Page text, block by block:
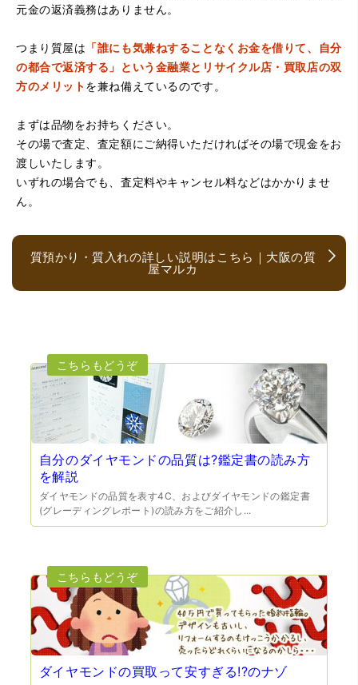
（京都府亀岡市）他店舗にも行きましたが、対応の方があ
まりお売りしたくないと思ったので、やめました。こちら
は電話対応からも誠実な印象でしたので、こちらでお売り
しようと思っておりました。この度はありがとうございま
す。
（大阪府大阪市）とても宝石に詳しく、また中古市場の仕
組みもお教えいただけ嬉しかったです。鑑別も素早く驚き
ました。宜しくお願いいたします。(楽器等、様々なジャン
ルに詳しいの流石の一言に尽きます)
（大阪府門真市）他店ではメール見積もりの時点で数千
円〜1万程度の見積もりでしたが、こちらのメールでの見積
もりは倍以上ちがうので利用させて頂きました。 対応も丁
寧で良かったです。
元金の返済義務はありません。
つまり質屋は 「誰にも気兼ねすることなくお金を借りて、自分
の都合で返済する」という金融業とリサイクル店・買取店の双
方のメリットを兼ね備えているのです。
まずは品物をお持ちください。
その場で査定、査定額にご納得いただければその場で現金をお
渡しいたします。
いずれの場合でも、査定料やキャンセル料などはかかりませ
ん。
質預かり・質入れの詳しい説明はこちら｜大阪の質
屋マルカ
自分のダイヤモンドの品質は?鑑定書の読み方
を解説
ダイヤモンドの品質を表す4C、およびダイヤモンドの鑑定書
(グレーディングレポート)の読み方をご紹介し...
ダイヤモンドの買取って安すぎる!?のナゾ